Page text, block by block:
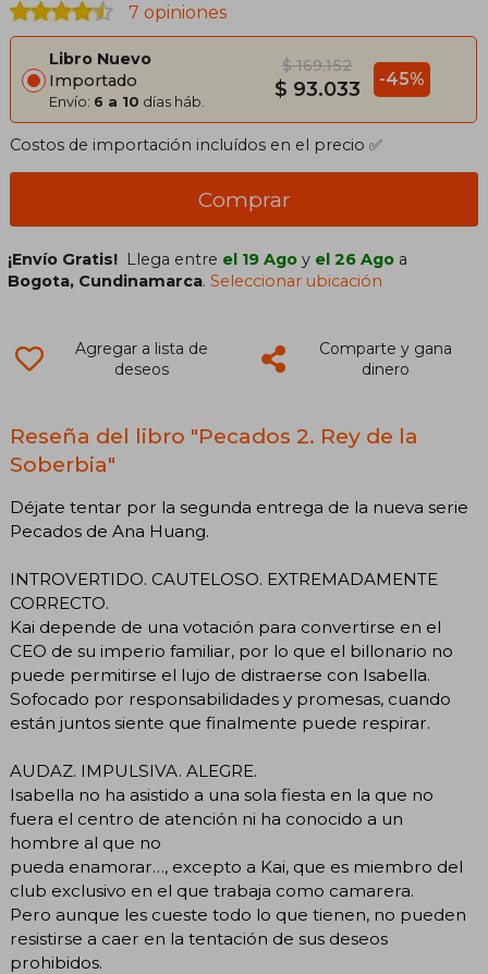
7 opiniones
Libro Nuevo
Importado
Envío: 6 a 10 días háb.
$ 169.152
$ 93.033 -45%
Costos de importación incluídos en el precio ✅
Comprar
¡Envío Gratis! Llega entre el 19 Ago y el 26 Ago a
Bogota, Cundinamarca.Seleccionar ubicación
Agregar a lista de
deseos
Comparte y gana
dinero
Reseña del libro "Pecados 2. Rey de la
Soberbia"
Déjate tentar por la segunda entrega de la nueva serie
Pecados de Ana Huang.
INTROVERTIDO. CAUTELOSO. EXTREMADAMENTE
CORRECTO.
Kai depende de una votación para convertirse en el
CEO de su imperio familiar, por lo que el billonario no
puede permitirse el lujo de distraerse con Isabella.
Sofocado por responsabilidades y promesas, cuando
están juntos siente que finalmente puede respirar.
AUDAZ. IMPULSIVA. ALEGRE.
Isabella no ha asistido a una sola fiesta en la que no
fuera el centro de atención ni ha conocido a un
hombre al que no
pueda enamorar…, excepto a Kai, que es miembro del
club exclusivo en el que trabaja como camarera.
Pero aunque les cueste todo lo que tienen, no pueden
resistirse a caer en la tentación de sus deseos
prohibidos.